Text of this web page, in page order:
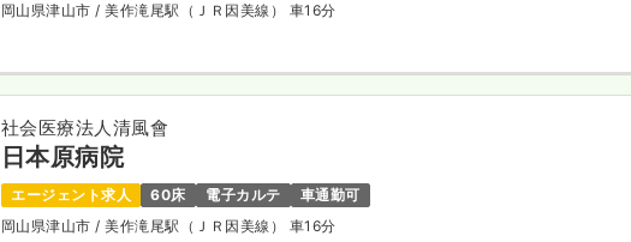
岡山県津山市/ 美作滝尾駅（ＪＲ因美線） 車16分
社会医療法人清風會
日本原病院
エージェント求人 60床 電子カルテ
車通勤可
岡山県津山市/ 美作滝尾駅（ＪＲ因美線） 車16分